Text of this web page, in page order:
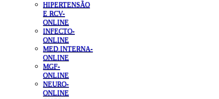
HIPERTENSÃO
E RCV-
ONLINE
INFECTO-
ONLINE
MED.INTERNA-
ONLINE
MGF-
ONLINE
NEURO-
ONLINE